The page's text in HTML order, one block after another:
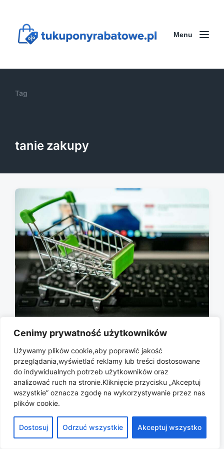
Cenimy prywatność użytkowników
Używamy plików cookie,aby poprawić jakość
przeglądania,wyświetlać reklamy lub treści dostosowane
do indywidualnych potrzeb użytkowników oraz
analizować ruch na stronie.Kliknięcie przycisku „Akceptuj
wszystkie” oznacza zgodę na wykorzystywanie przez nas
plików cookie.
Dostosuj Odrzuć wszystkie Akceptuj wszystko
Menu
Tag
tanie zakupy
Jak odzyskać porzucony koszyk i
dostać zniżkę od sklepu?
P
o
s
t
t
2026-06-29
Copyright © 2026 All rights reserved.